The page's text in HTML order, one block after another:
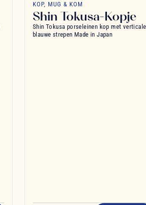
KOP, MUG & KOM
Shin Tokusa-Kopje
Shin Tokusa porseleinen kop met verticale
blauwe strepen Made in Japan